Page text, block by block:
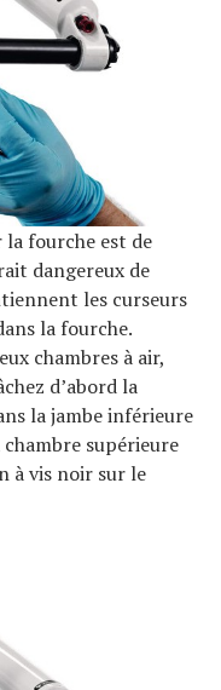
fourche est de
dangereux de
les curseurs
la fourche.
chambres à air,
d’abord la
la jambe inférieure
supérieure
à vis noir sur le